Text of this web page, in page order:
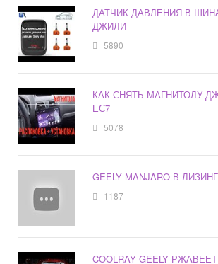
ДАТЧИК ДАВЛЕНИЯ В
ДЖИЛИ
5890
КАК СНЯТЬ МАГНИТОЛУ
ЕС7
5078
GEELY MANJARO В ЛИЗИНГ
1187
COOLRAY GEELY РЖАВЕЕТ